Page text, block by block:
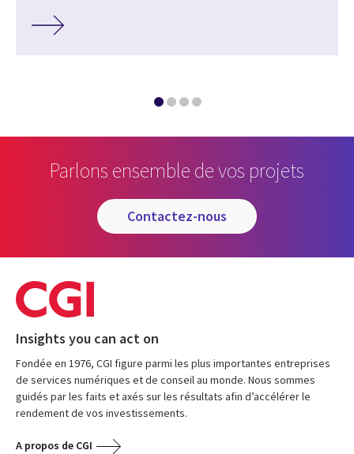
Parlons ensemble de vos projets
contactez-nous
Insights you can act on
Fondée en 1976, CGI figure parmi les plus importantes entreprises
de services numériques et de conseil au monde. Nous sommes
guidés par les faits et axés sur les résultats afin d’accélérer le
rendement de vos investissements.
A propos de CGI